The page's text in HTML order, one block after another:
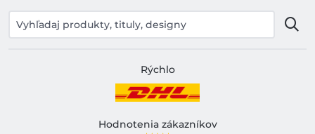
Rýchlo
Hodnotenia zákazníkov